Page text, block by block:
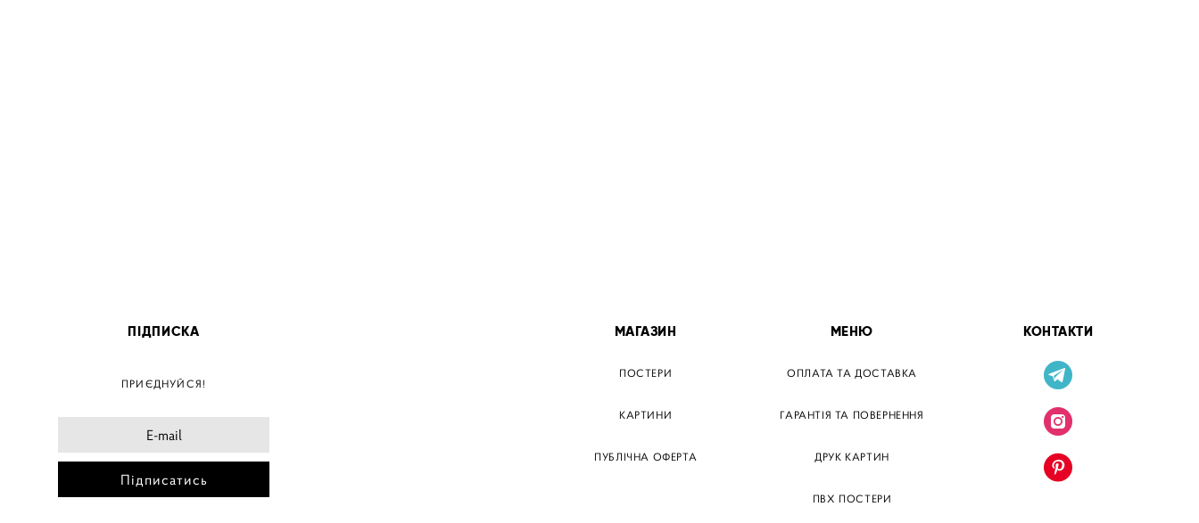
ПІДПИСКА
ПРИЄДНУЙСЯ!
Підписатись
МАГАЗИН
ПОСТЕРИ
КАРТИНИ
ПУБЛІЧНА ОФЕРТА
МЕНЮ
ОПЛАТА ТА ДОСТАВКА
ГАРАНТІЯ ТА ПОВЕРНЕННЯ
ДРУК КАРТИН
ПВХ ПОСТЕРИ
КОНТАКТИ